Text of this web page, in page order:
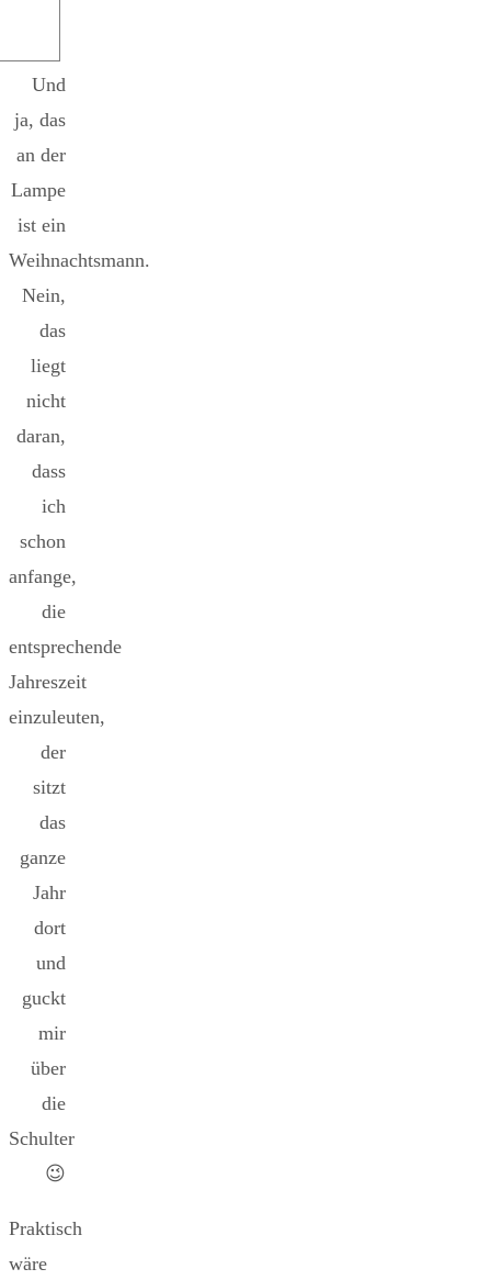
Und
ja, das
an der
Lampe
ist ein
Weihnachtsmann.
Nein,
das
liegt
nicht
daran,
dass
ich
schon
anfange,
die
entsprechende
Jahreszeit
einzuleuten,
der
sitzt
das
ganze
Jahr
dort
und
guckt
mir
über
die
Schulter
😉
Praktisch
wäre